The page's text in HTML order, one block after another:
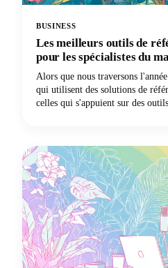
BUSINESS
Les meilleurs outils de
pour les spécialistes du
Alors que nous traversons
qui utilisent des solutions de
celles qui s'appuient sur des